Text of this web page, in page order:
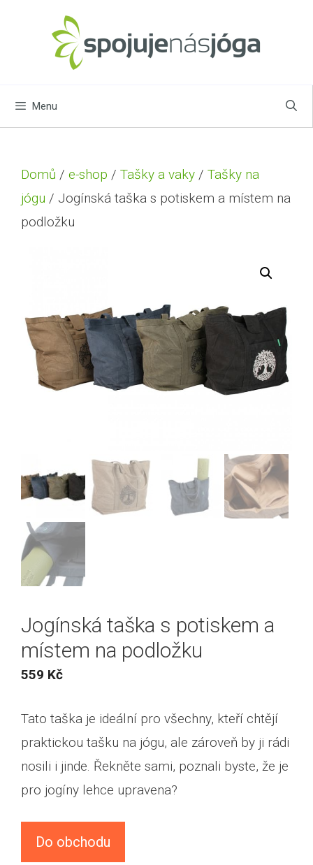
Menu
Domů / e-shop / Tašky a vaky / Tašky na
jógu / Jogínská taška s potiskem a místem na
podložku
Jogínská taška s potiskem a
místem na podložku
559 Kč
Tato taška je ideální pro všechny, kteří chtějí
praktickou tašku na jógu, ale zároveň by ji rádi
nosili i jinde. Řekněte sami, poznali byste, že je
pro jogíny lehce upravena?
Do obchodu